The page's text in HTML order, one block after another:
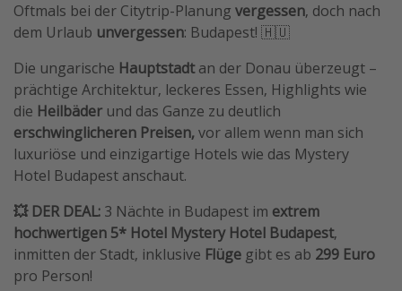
Hotels in Amsterdam
Weitere Themen
Reise Journal
Familienurlaub in der Türkei
Bahnreisen in der Schweiz
Reisepassfreie Reiseziele
Travel Know How
Oftmals bei der Citytrip-Planung vergessen, doch nach
dem Urlaub unvergessen: Budapest! 🇭🇺
Die ungarische Hauptstadtan der Donau überzeugt –
prächtige Architektur, leckeres Essen, Highlights wie
die Heilbäder und das Ganze zu deutlich
erschwinglicheren Preisen, vor allem wenn man sich
luxuriöse und einzigartige Hotels wie das Mystery
Hotel Budapest anschaut.
💥 DER DEAL: 3 Nächte in Budapest im extrem
hochwertigen 5* Hotel Mystery Hotel Budapest,
inmitten der Stadt, inklusive Flüge gibt es ab 299 Euro
pro Person!